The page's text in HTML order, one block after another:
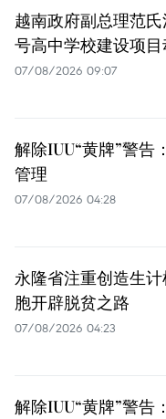
越南政府副总理范
号高中学校建设项
07/08/2026 09:07
解除IUU“黄牌”警告
管理
07/08/2026 04:28
永隆省注重创造生
胞开辟脱贫之路
07/08/2026 04:23
解除IUU“黄牌”警告